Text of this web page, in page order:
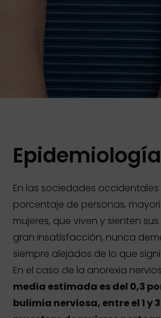
En las sociedades
porcentaje de personas,
mujeres, que viven y sienten
gran insatisfacción, nunca
siempre alejados de lo que
En el caso de la anorexia
media estimada es del 0,3
bulimia nerviosa, entre el 1 y 3